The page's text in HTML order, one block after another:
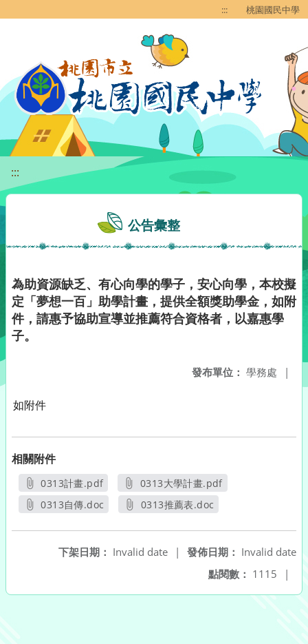
::: 桃園國民中學
:::
公告彙整
為助資源缺乏、有心向學的學子，安心向學，本校擬
定「夢想一百」助學計畫，提供全額獎助學金，如附
件，請惠予協助宣導並推薦符合資格者，以嘉惠學
子。
發布單位： 學務處 |
如附件
相關附件
0313計畫.pdf
另開新視窗
0313大學計畫.pdf
另開新視窗
0313自傳.doc
0313推薦表.doc
發佈日期： Invalid date
下架日期： Invalid date
|
點閱數： 1115 |